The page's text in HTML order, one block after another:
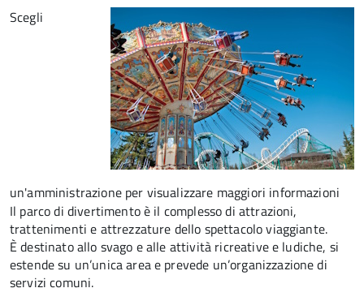
Scegli
un'amministrazione per visualizzare maggiori informazioni
Il parco di divertimento è il complesso di attrazioni,
trattenimenti e attrezzature dello spettacolo viaggiante.
È destinato allo svago e alle attività ricreative e ludiche, si
estende su un’unica area e prevede un’organizzazione di
servizi comuni.